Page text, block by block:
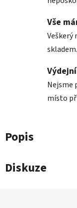
Vše
skladem.
Nejsme
místo
Popis
Diskuze